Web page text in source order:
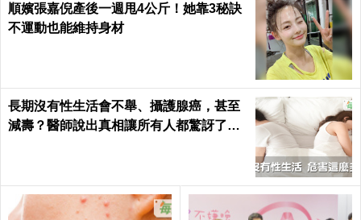
順嬪張嘉倪產後一週甩4公斤！她靠3秘訣
不運動也能維持身材
長期沒有性生活會不舉、攝護腺癌，甚至
減壽？醫師說出真相讓所有人都驚訝了！